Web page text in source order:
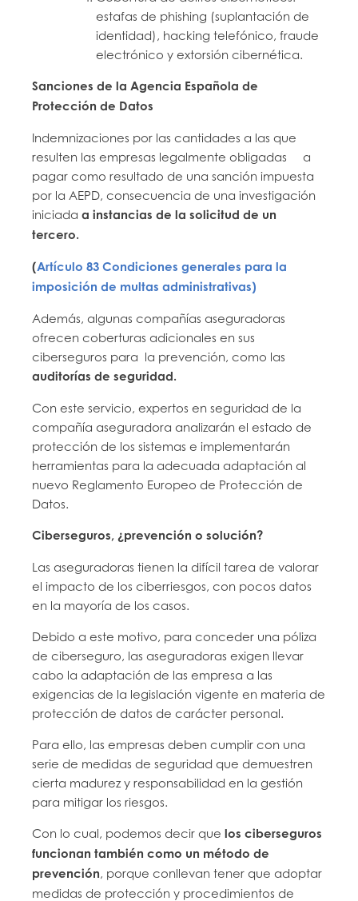
estafas de phishing (suplantación de
identidad), hacking telefónico, fraude
electrónico y extorsión cibernética.
Sanciones de la Agencia Española de
Protección de Datos
Indemnizaciones por las cantidades a las que
resulten las empresas legalmente obligadas a
pagar como resultado de una sanción impuesta
por la AEPD, consecuencia de una investigación
iniciadaa instancias de la solicitud de un
tercero.
(Artículo 83 Condiciones generales para la
imposición de multas administrativas)
Además, algunas compañías aseguradoras
ofrecen coberturas adicionales en sus
ciberseguros para la prevención, como las
auditorías de seguridad.
Con este servicio, expertos en seguridad de la
compañía aseguradora analizarán el estado de
protección de los sistemas e implementarán
herramientas para la adecuada adaptación al
nuevo Reglamento Europeo de Protección de
Datos.
Ciberseguros, ¿prevención o solución?
Las aseguradoras tienen la difícil tarea de valorar
el impacto de los ciberriesgos, con pocos datos
en la mayoría de los casos.
Debido a este motivo, para conceder una póliza
de ciberseguro, las aseguradoras exigen llevar
cabo la adaptación de las empresa a las
exigencias de la legislación vigente en materia de
protección de datos de carácter personal.
Para ello, las empresas deben cumplir con una
serie de medidas de seguridad que demuestren
cierta madurez y responsabilidad en la gestión
para mitigar los riesgos.
Con lo cual, podemos decir quelos ciberseguros
funcionan también como un método de
prevención, porque conllevan tener que adoptar
medidas de protección y procedimientos de